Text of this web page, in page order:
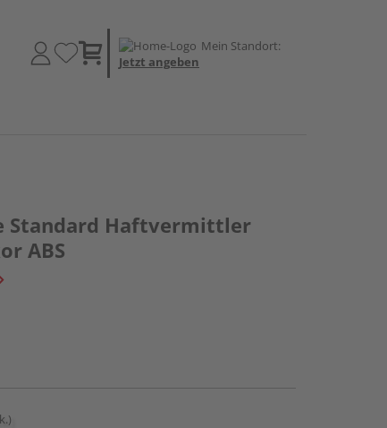
Mein Standort:
Jetzt angeben
Standard Haftvermittler
ABS